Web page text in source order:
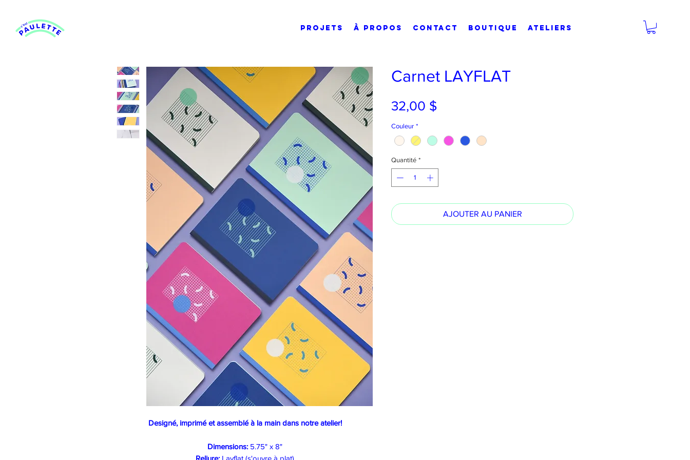
PROJETS À PROPOS CONTACT BOUTIQUE Ateliers
Designé, imprimé et assemblé à la main dans notre atelier!
Dimensions: 5.75" x 8"
Reliure: Layflat (s'ouvre à plat)
Carnet LAYFLAT
32,00 $Prix
Couleur *
Quantité *
AJOUTER AU PANIER